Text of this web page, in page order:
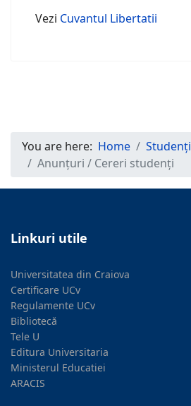
Vezi Cuvantul Libertatii
You are here: Home Studenți
Anunțuri / Cereri studenți
Linkuri utile
Universitatea din Craiova
Certificare UCv
Regulamente UCv
Bibliotecă
Tele U
Editura Universitaria
Ministerul Educatiei
ARACIS